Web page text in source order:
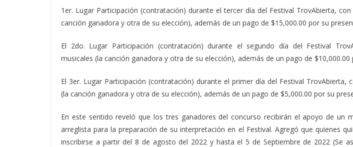
1er. Lugar Participación (contratación) durante el tercer día del Festival TrovAbierta,
canción ganadora y otra de su elección), además de un pago de $15,000.00 por su
El 2do. Lugar Participación (contratación) durante el segundo día del Festival
musicales (la canción ganadora y otra de su elección), además de un pago de $10,000.00
El 3er. Lugar Participación (contratación) durante el primer día del Festival TrovAbierta,
(la canción ganadora y otra de su elección), además de un pago de $5,000.00 por su
En este sentido reveló que los tres ganadores del concurso recibirán el apoyo de un
arreglista para la preparación de su interpretación en el Festival. Agregó que quienes
inscribirse a partir del 8 de agosto del 2022 y hasta el 5 de Septiembre de 2022 (Se